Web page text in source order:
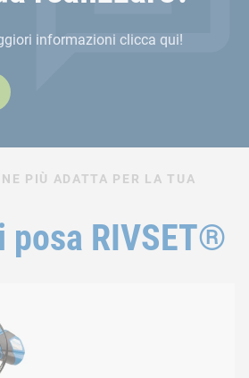
informazioni clicca qui!
PIÙ ADATTA PER LA TUA
posa RIVSET®